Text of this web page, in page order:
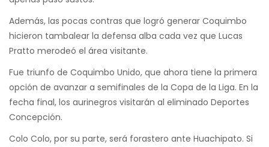
Además, las pocas contras que logró generar Coquimbo
hicieron tambalear la defensa alba cada vez que Lucas
Pratto merodeó el área visitante.
Fue triunfo de Coquimbo Unido, que ahora tiene la primera
opción de avanzar a semifinales de la Copa de la Liga. En la
fecha final, los aurinegros visitarán al eliminado Deportes
Concepción.
Colo Colo, por su parte, será forastero ante Huachipato. Si